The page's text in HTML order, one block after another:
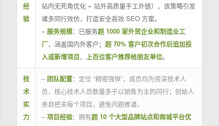
经
验
站内无死角优化 + 站外高质量手工外链），该策略引发
诸多同行效仿，打造安全高效 SEO 方案。
– 服务规模：已服务超 1000 家外贸企业和制造业工
厂，涵盖国内外客户； 超 70% 客户初次合作后追加投
入或新增项目， 上百位客户推荐给朋友单位。
技
术
实
力
– 团队配置：定位 “精密强悍”，成员均为资深技术人
员，核心技术人员数量多于以销售为主的同行；创始人
亲自把关每个项目，避免问题推诿。
– 项目经验：拥有超 10 个大型品牌站点和商城平台优